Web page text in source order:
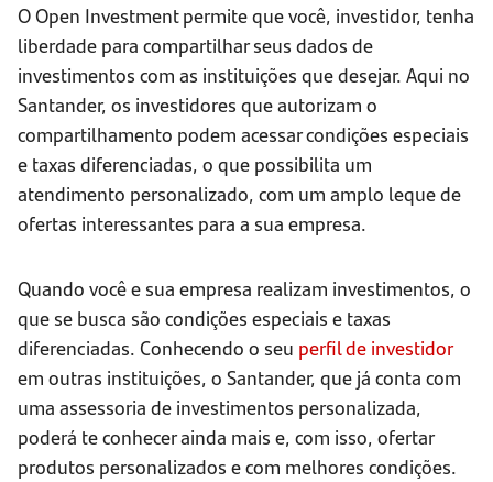
O Open Investment permite que você, investidor, tenha
liberdade para compartilhar seus dados de
investimentos com as instituições que desejar. Aqui no
Santander, os investidores que autorizam o
compartilhamento podem acessar condições especiais
e taxas diferenciadas, o que possibilita um
atendimento personalizado, com um amplo leque de
ofertas interessantes para a sua empresa.
Quando você e sua empresa realizam investimentos, o
que se busca são condições especiais e taxas
diferenciadas. Conhecendo o seu perfil de investidor
em outras instituições, o Santander, que já conta com
uma assessoria de investimentos personalizada,
poderá te conhecer ainda mais e, com isso, ofertar
produtos personalizados e com melhores condições.